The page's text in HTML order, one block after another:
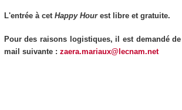
L'entrée à cet Happy Hourest libre et gratuite.
Pour des raisons logistiques, il est demandé
mail suivante : zaera.mariaux@lecnam.net